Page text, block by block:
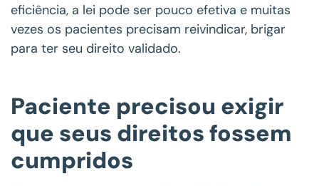
eficiência, a lei pode ser pouco efetiva e muitas
vezes os pacientes precisam reivindicar, brigar
para ter seu direito validado.
Paciente precisou exigir
que seus direitos fossem
cumpridos